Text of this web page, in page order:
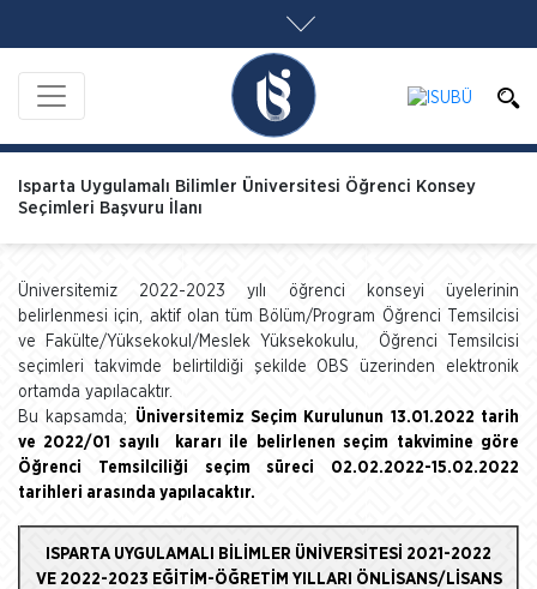
Isparta Uygulamalı Bilimler Üniversitesi Öğrenci Konsey
Seçimleri Başvuru İlanı
Üniversitemiz 2022-2023 yılı öğrenci konseyi üyelerinin
belirlenmesi için, aktif olan tüm Bölüm/Program Öğrenci Temsilcisi
ve Fakülte/Yüksekokul/Meslek Yüksekokulu, Öğrenci Temsilcisi
seçimleri takvimde belirtildiği şekilde OBS üzerinden elektronik
ortamda yapılacaktır.
Bu kapsamda; Üniversitemiz Seçim Kurulunun 13.01.2022 tarih
ve 2022/01 sayılı kararı ile belirlenen seçim takvimine göre
Öğrenci Temsilciliği seçim süreci 02.02.2022-15.02.2022
tarihleri arasında yapılacaktır.
ISPARTA UYGULAMALI BİLİMLER ÜNİVERSİTESİ 2021-2022
VE 2022-2023 EĞİTİM-ÖĞRETİM YILLARI ÖNLİSANS/LİSANS